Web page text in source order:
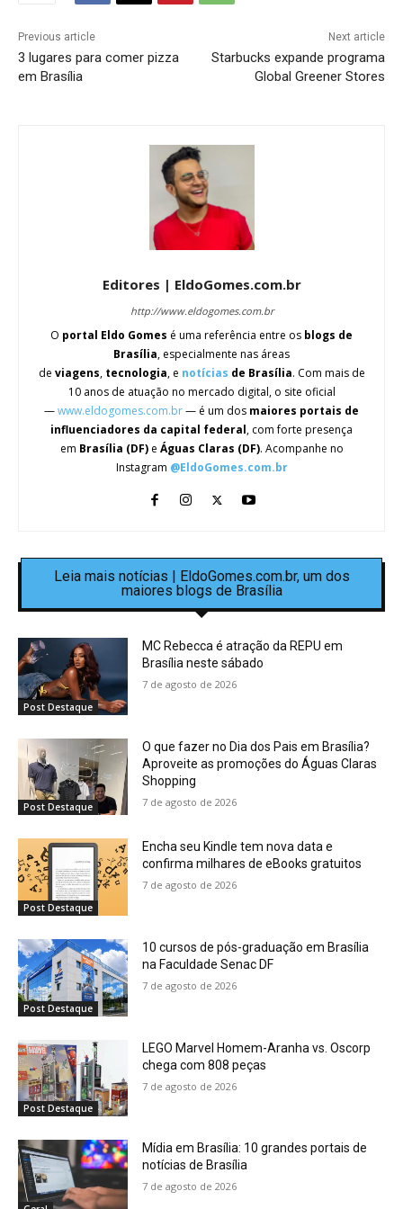
Previous article
3 lugares para comer pizza
em Brasília
Next article
Starbucks expande programa
Global Greener Stores
Editores | EldoGomes.com.br
http://www.eldogomes.com.br
O portal Eldo Gomes é uma referência entre os blogs de
Brasília, especialmente nas áreas
de viagens, tecnologia, e notícias de Brasília. Com mais de
10 anos de atuação no mercado digital, o site oficial
—www.eldogomes.com.br— é um dos maiores portais de
influenciadores da capital federal, com forte presença
em Brasília (DF)e Águas Claras (DF). Acompanhe no
Instagram @EldoGomes.com.br
Leia mais notícias | EldoGomes.com.br, um dos
maiores blogs de Brasília
Post Destaque
MC Rebecca é atração da REPU em
Brasília neste sábado
7 de agosto de 2026
Post Destaque
O que fazer no Dia dos Pais em Brasília?
Aproveite as promoções do Águas Claras
Shopping
7 de agosto de 2026
Post Destaque
Encha seu Kindle tem nova data e
confirma milhares de eBooks gratuitos
7 de agosto de 2026
Post Destaque
10 cursos de pós-graduação em Brasília
na Faculdade Senac DF
7 de agosto de 2026
Post Destaque
LEGO Marvel Homem-Aranha vs. Oscorp
chega com 808 peças
7 de agosto de 2026
Mídia em Brasília: 10 grandes portais de
notícias de Brasília
7 de agosto de 2026